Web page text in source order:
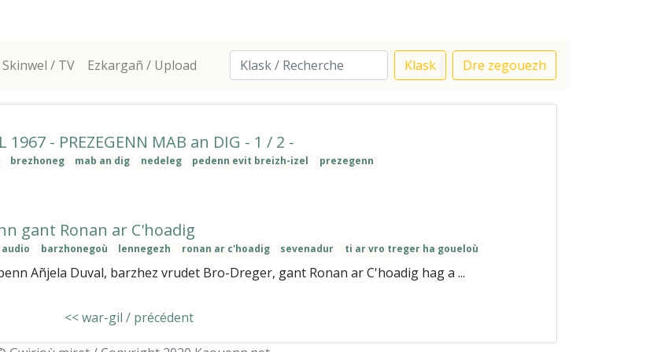
Skinwel / TV Ezkargañ / Upload Klask Dre zegouezh
1967 - PREZEGENN MAB an DIG - 1 / 2 -
brezhoneg mab an dig nedeleg pedenn evit breizh-izel prezegenn
gant Ronan ar C'hoadig
audio barzhonegoù lennegezh ronan ar c'hoadig sevenadur ti ar vro treger ha goueloù
Añjela Duval, barzhez vrudet Bro-Dreger, gant Ronan ar C'hoadig hag a ...
<< war-gil / précédent